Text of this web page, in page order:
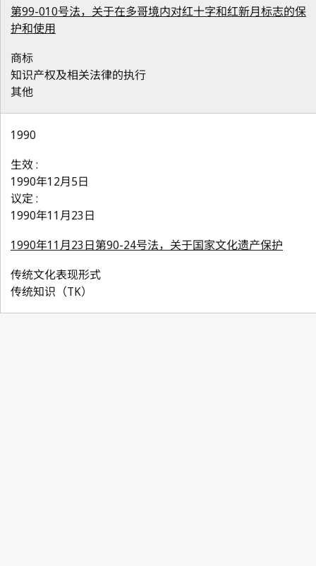
第99-010号法，关于在多哥境内对红十字和红新月标志的保
护和使用
商标
知识产权及相关法律的执行
其他
1990
生效 :
1990年12月5日
议定 :
1990年11月23日
1990年11月23日第90-24号法，关于国家文化遗产保护
传统文化表现形式
传统知识（TK）